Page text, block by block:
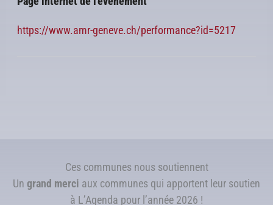
https://www.amr-geneve.ch/performance?id=5217
Ces communes nous soutiennent
Un grand merci aux communes qui apportent leur soutien
à L’Agenda pour l’année 2026 !